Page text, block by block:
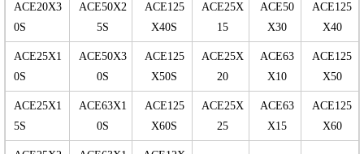
ACE20X3
0S
ACE50X2
5S
ACE125
X40S
ACE25X
15
ACE50
X30
ACE125
X40
ACE25X1
0S
ACE50X3
0S
ACE125
X50S
ACE25X
20
ACE63
X10
ACE125
X50
ACE25X1
5S
ACE63X1
0S
ACE125
X60S
ACE25X
25
ACE63
X15
ACE125
X60